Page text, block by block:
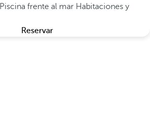
Piscina frente al mar Habitaciones y
Reservar